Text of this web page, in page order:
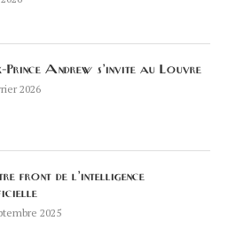
Prince Andrew s’invite au Louvre
2026
front de l’intelligence
2025